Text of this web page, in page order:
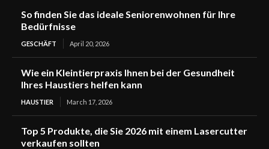
So finden Sie das ideale Seniorenwohnen für Ihre
Bedürfnisse
GESCHÄFT April 20, 2026
Wie ein Kleintierpraxis Ihnen bei der Gesundheit
Ihres Haustiers helfen kann
HAUSTIER March 17, 2026
Top 5 Produkte, die Sie 2026 mit einem Lasercutter
verkaufen sollten